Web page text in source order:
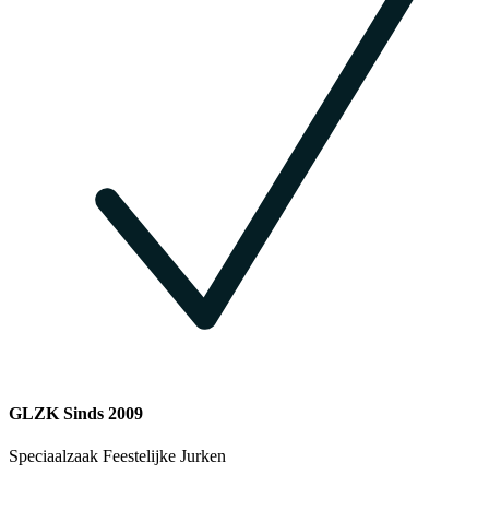
GLZK Sinds 2009
Speciaalzaak Feestelijke Jurken